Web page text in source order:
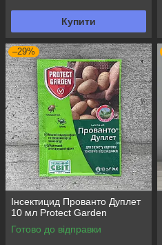
Купити
–29%
Інсектицид Прованто Дуплет
10 мл Protect Garden
Готово до відправки